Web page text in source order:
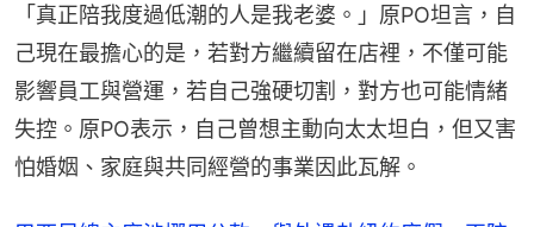
「真正陪我度過低潮的人是我老婆。」原PO坦言，自
己現在最擔心的是，若對方繼續留在店裡，不僅可能
影響員工與營運，若自己強硬切割，對方也可能情緒
失控。原PO表示，自己曾想主動向太太坦白，但又害
怕婚姻、家庭與共同經營的事業因此瓦解。